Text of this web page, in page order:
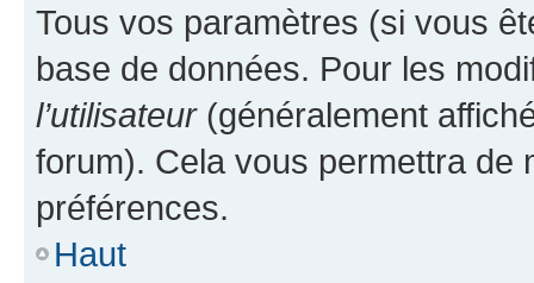
Tous vos paramètres (si vous
base de données. Pour les
l’utilisateur(généralement
forum). Cela vous permettra de
préférences.
Haut